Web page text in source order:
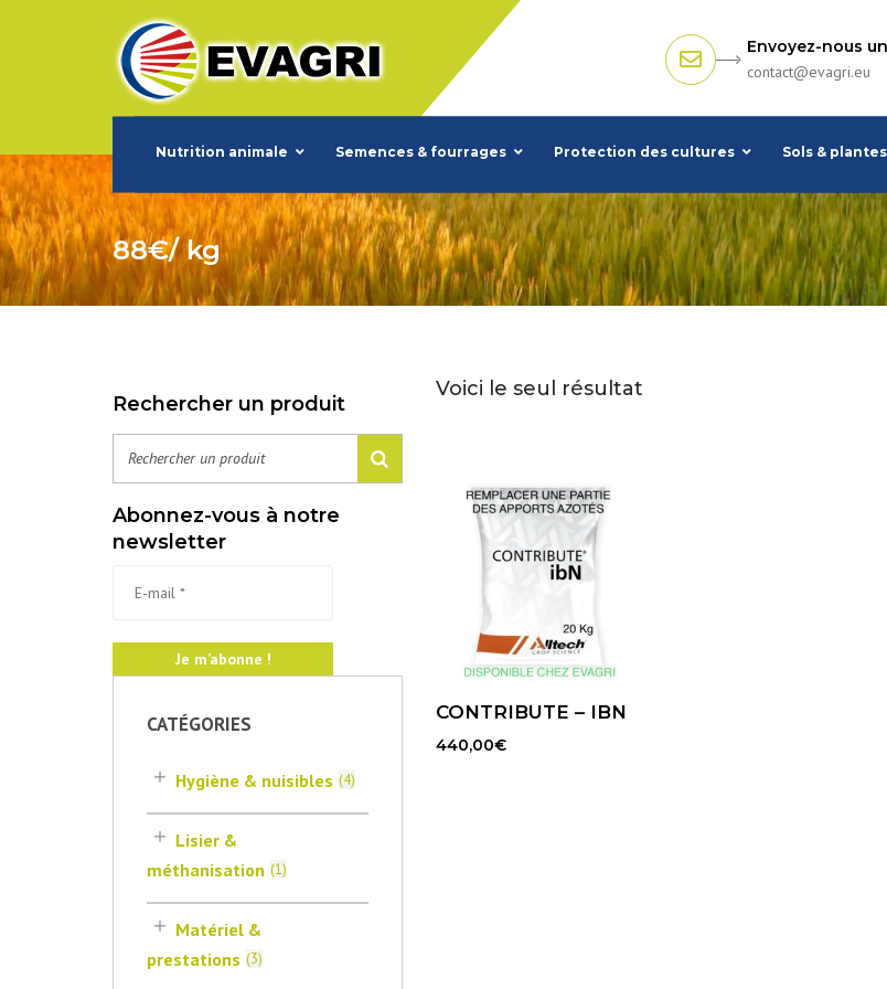
Envoyez-nous
contact@evagri.eu
Nutrition animale Semences & fourrages Protection des cultures Sols & plantes
88€/ kg
Rechercher un produit
Abonnez-vous à notre
newsletter
CATÉGORIES
Hygiène & nuisibles (4)
Lisier &
méthanisation (1)
Matériel &
prestations (3)
Voici le seul résultat
CONTRIBUTE – IBN
440,00€